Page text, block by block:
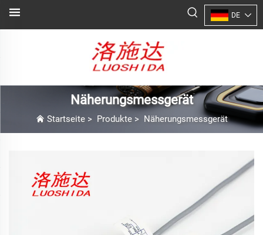
DE
Näherungsmessgerät
Startseite> Produkte> Näherungsmessgerät